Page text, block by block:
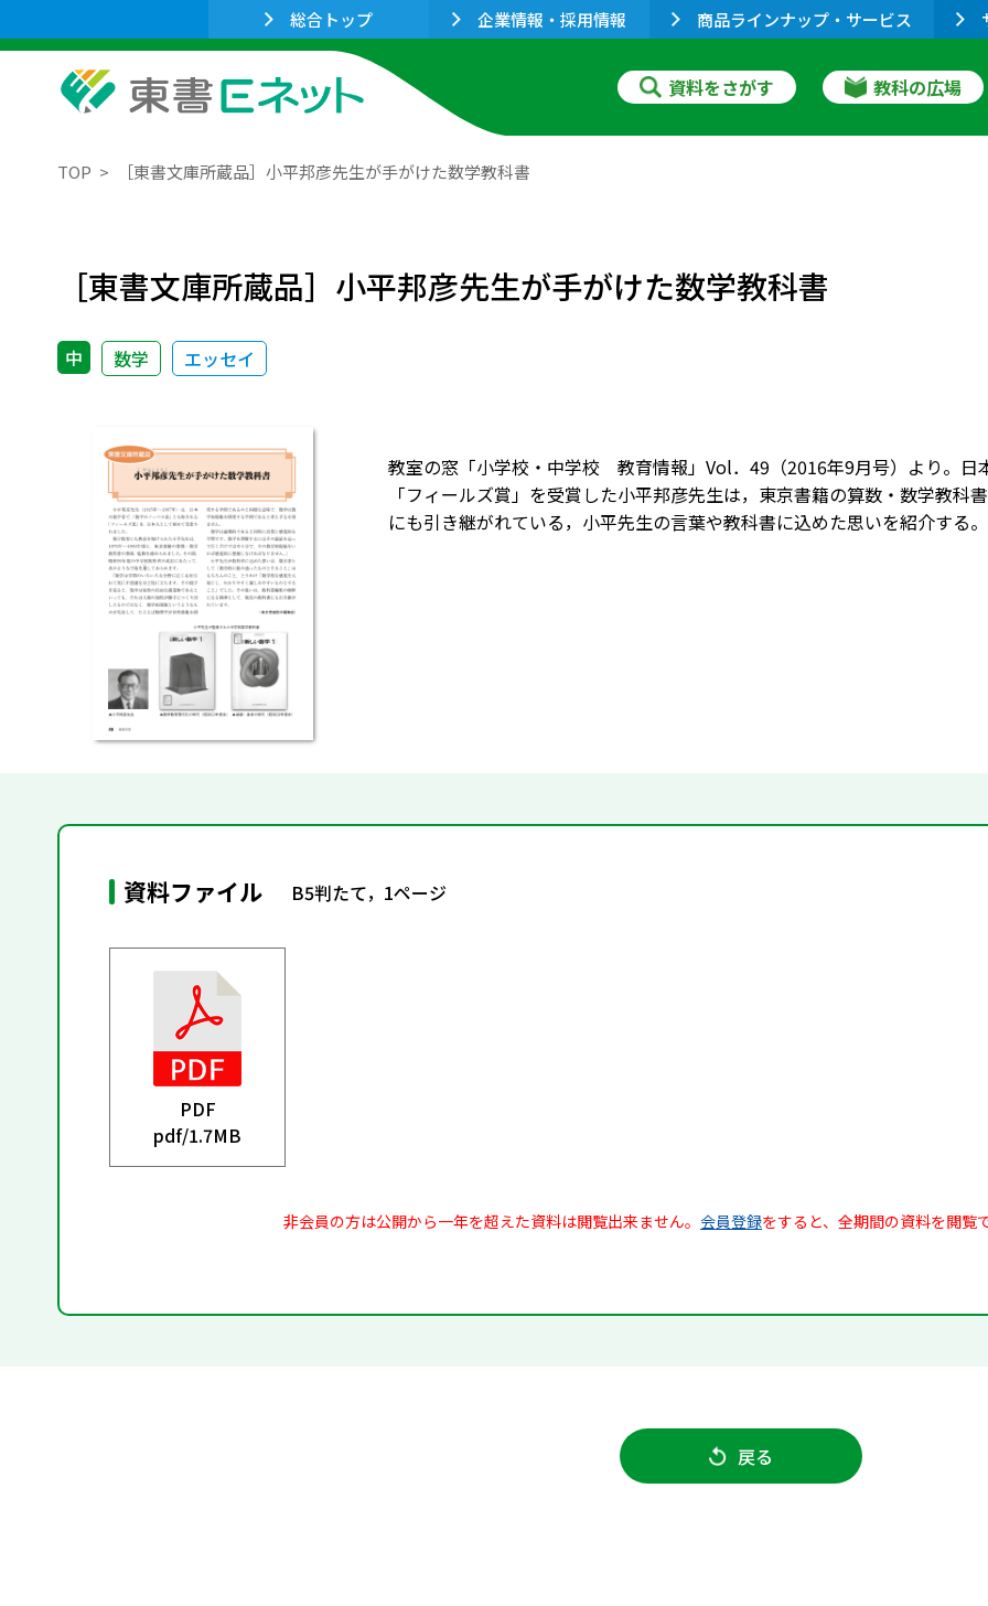
総合トップ 企業情報・採用情報 商品ラインナップ・サービス
資料をさがす 教科の広場
TOP ［東書文庫所蔵品］小平邦彦先生が手がけた数学教科書
［東書文庫所蔵品］小平邦彦先生が手がけた数学教科書
中 数学 エッセイ
教室の窓「小学校・中学校 教育情報」Vol．49（2016年9月号）より。日
「フィールズ賞」を受賞した小平邦彦先生は，東京書籍の算数・数学教
にも引き継がれている，小平先生の言葉や教科書に込めた思いを紹介する。
資料ファイル B5判たて，1ページ
PDF
pdf/1.7MB
非会員の方は公開から一年を超えた資料は閲覧出来ません。 会員登録をすると、全期間の資料を閲覧
戻る